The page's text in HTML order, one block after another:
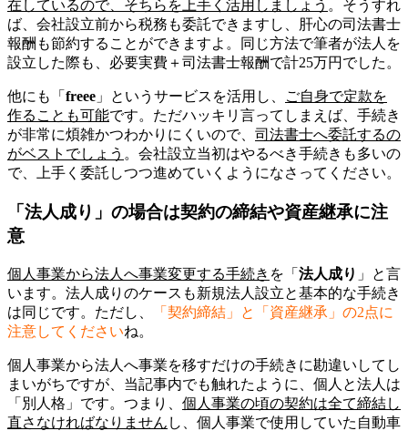
在しているので、そちらを上手く活用しましょう 。そうすれ
ば、会社設立前から税務も委託できますし、肝心の司法書士
報酬も節約することができますよ。同じ方法で筆者が法人を
設立した際も、必要実費＋司法書士報酬で計25万円でした。
他にも「 freee 」というサービスを活用し、
ご自身で定款を
作ることも可能です。ただハッキリ言ってしまえば、手続き
が非常に煩雑かつわかりにくいので、 司法書士へ委託するの
がベストでしょう 。会社設立当初はやるべき手続きも多いの
で、上手く委託しつつ進めていくようになさってください。
「法人成り」の場合は契約の締結や資産継承に注
意
個人事業から法人へ事業変更する手続き を「 法人成り 」と言
います。法人成りのケースも新規法人設立と基本的な手続き
は同じです。ただし、
「契約締結」と「資産継承」の2点に
注意してくださいね。
個人事業から法人へ事業を移すだけの手続きに勘違いしてし
まいがちですが、当記事内でも触れたように、個人と法人は
「別人格」です。つまり、 個人事業の頃の契約は全て締結し
直さなければなりません し、個人事業で使用していた自動車